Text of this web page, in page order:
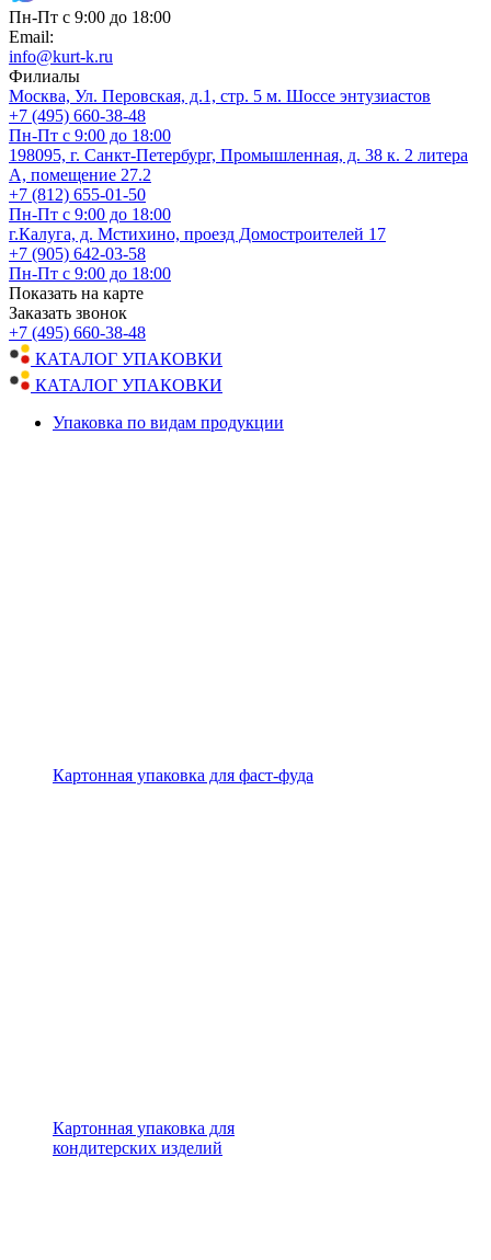
Пн-Пт с 9:00 до 18:00
Email:
info@kurt-k.ru
Филиалы
Москва, Ул. Перовская, д.1, стр. 5 м. Шоссе энтузиастов
+7 (495) 660-38-48
Пн-Пт с 9:00 до 18:00
198095, г. Санкт-Петербург, Промышленная, д. 38 к. 2 литера
А, помещение 27.2
+7 (812) 655-01-50
Пн-Пт с 9:00 до 18:00
г.Калуга, д. Мстихино, проезд Домостроителей 17
+7 (905) 642-03-58
Пн-Пт с 9:00 до 18:00
Показать на карте
Заказать звонок
+7 (495) 660-38-48
КАТАЛОГ УПАКОВКИ
КАТАЛОГ УПАКОВКИ
Упаковка по видам продукции
Картонная упаковка для фаст-фуда
Картонная упаковка для
кондитерских изделий